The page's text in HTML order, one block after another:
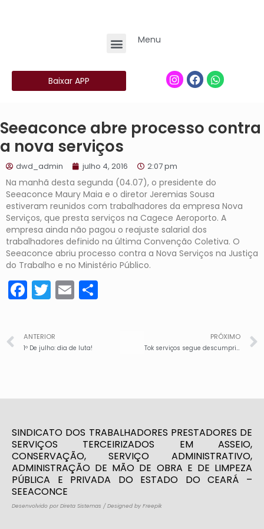
Menu
Baixar APP
Seeaconce abre processo contra
a nova serviços
dwd_admin julho 4, 2016 2:07 pm
Na manhã desta segunda (04.07), o presidente do
Seeaconce Maury Maia e o diretor Jeremias Sousa
estiveram reunidos com trabalhadores da empresa Nova
Serviços, que presta serviços na Cagece Aeroporto. A
empresa ainda não pagou o reajuste salarial dos
trabalhadores definido na última Convenção Coletiva. O
Seeaconce abriu processo contra a Nova Serviços na Justiça
do Trabalho e no Ministério Público.
Facebook
Twitter
Email
ANTERIOR
1º De julho: dia de luta!
PRÓXIMO
Tok serviços segue descumprindo orientação do ministério público
SINDICATO DOS TRABALHADORES PRESTADORES DE
SERVIÇOS TERCEIRIZADOS EM ASSEIO,
CONSERVAÇÃO, SERVIÇO ADMINISTRATIVO,
ADMINISTRAÇÃO DE MÃO DE OBRA E DE LIMPEZA
PÚBLICA E PRIVADA DO ESTADO DO CEARÁ –
SEEACONCE
Desenvolvido por Direta Sistemas / Designed by Freepik